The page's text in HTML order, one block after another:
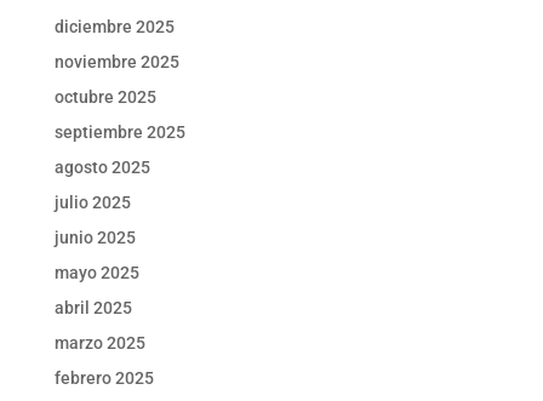
diciembre 2025
noviembre 2025
octubre 2025
septiembre 2025
agosto 2025
julio 2025
junio 2025
mayo 2025
abril 2025
marzo 2025
febrero 2025